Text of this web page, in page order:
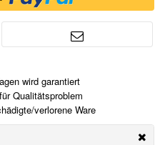
wird garantiert
Qualitätsproblem
verlorene Ware